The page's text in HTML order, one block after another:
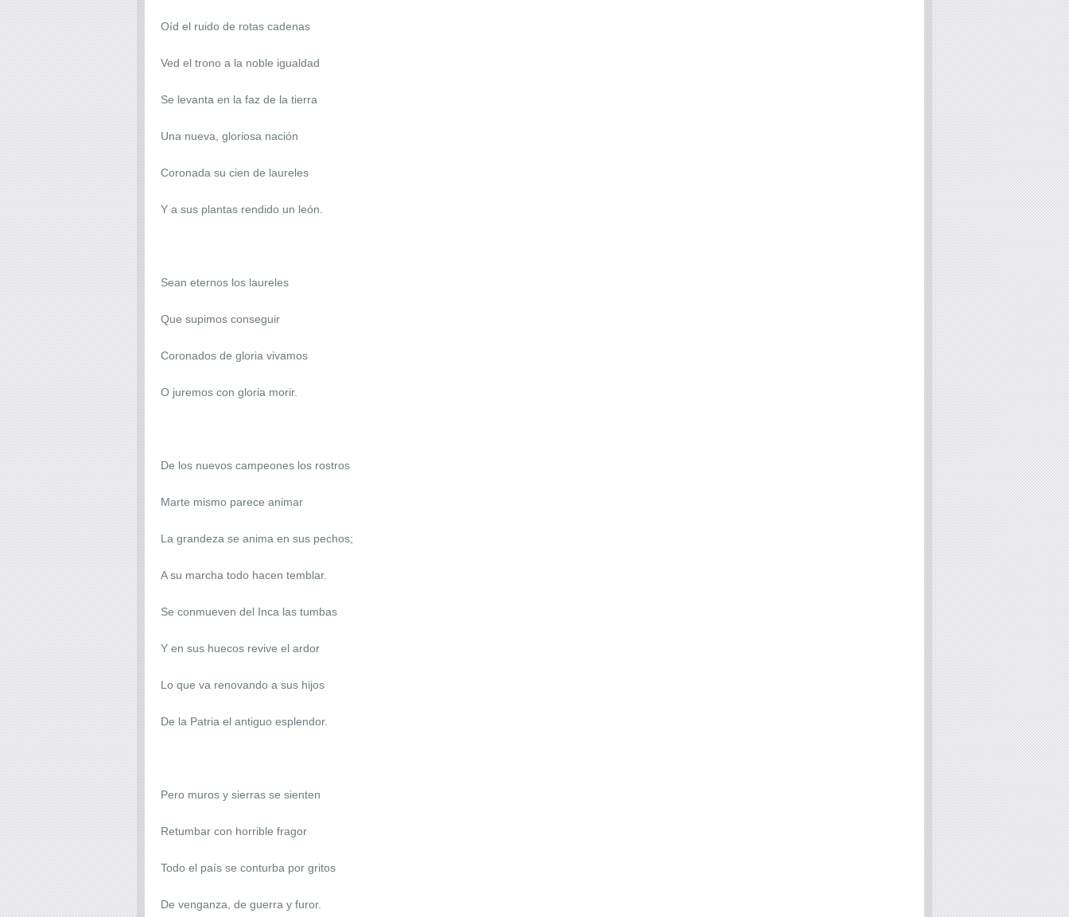
Oíd el ruido de rotas cadenas
Ved el trono a la noble igualdad
Se levanta en la faz de la tierra
Una nueva, gloriosa nación
Coronada su cien de laureles
Y a sus plantas rendido un león.
Sean eternos los laureles
Que supimos conseguir
Coronados de gloria vivamos
O juremos con gloria morir.
De los nuevos campeones los rostros
Marte mismo parece animar
La grandeza se anima en sus pechos;
A su marcha todo hacen temblar.
Se conmueven del Inca las tumbas
Y en sus huecos revive el ardor
Lo que va renovando a sus hijos
De la Patria el antiguo esplendor.
Pero muros y sierras se sienten
Retumbar con horrible fragor
Todo el país se conturba por gritos
De venganza, de guerra y furor.